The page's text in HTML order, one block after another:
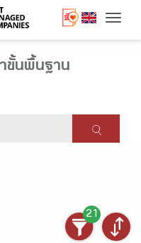
ขั้นพื้นฐาน
21